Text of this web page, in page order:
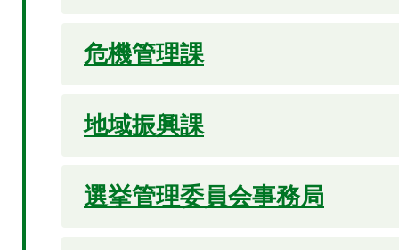
危機管理課
地域振興課
選挙管理委員会事務局